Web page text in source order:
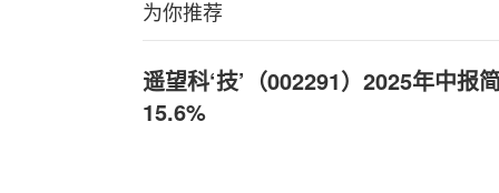
为你推荐
遥望科‘技’（002291）2025年中报
15.6%